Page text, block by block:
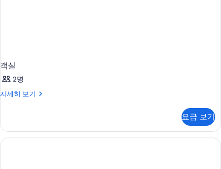
객실
2명
자세히 보기
객
히
보
기
요금 보기